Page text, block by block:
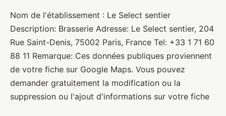
Le Select sentier
Brasseurs• 10 janvier 2022 •1 min de lecture
Nom de l'établissement : Le Select sentier
Description: Brasserie Adresse: Le Select sentier, 204
Rue Saint-Denis, 75002 Paris, France Tel: +33 1 71 60
88 11 Remarque: Ces données publiques proviennent
de votre fiche sur Google Maps. Vous pouvez
demander gratuitement la modification ou la
suppression ou l'ajout d'informations sur votre fiche